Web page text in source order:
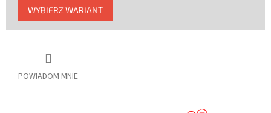
POWIADOM MNIE
Cena
jednostkowa:
WYBIERZ WARIANT